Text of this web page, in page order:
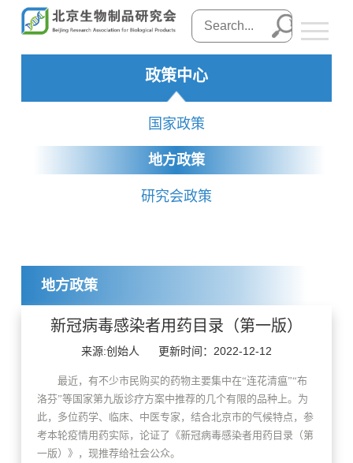
政策中心
国家政策
地方政策
研究会政策
地方政策
新冠病毒感染者用药目录（第一版）
来源:创始人 更新时间：2022-12-12
最近，有不少市民购买的药物主要集中在“连花清瘟”“布
洛芬”等国家第九版诊疗方案中推荐的几个有限的品种上。为
此，多位药学、临床、中医专家，结合北京市的气候特点，参
考本轮疫情用药实际，论证了《新冠病毒感染者用药目录（第
一版）》，现推荐给社会公众。